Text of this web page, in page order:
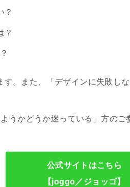
？
？
。また、「デザインに失敗し
うかどうか迷っている」方のご
公式サイトはこ
【joggo／ジョッゴ】